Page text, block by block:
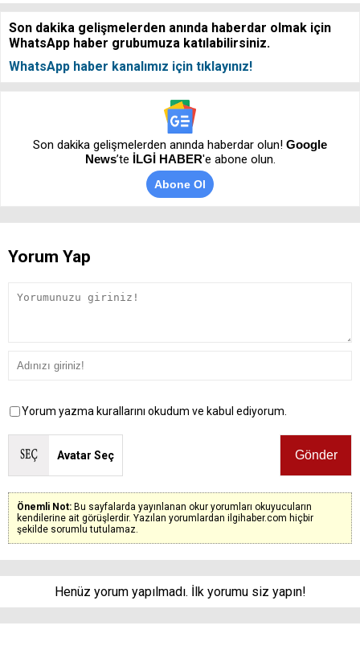
Son dakika gelişmelerden anında haberdar olmak için
WhatsApp haber grubumuza katılabilirsiniz.
WhatsApp haber kanalımız için tıklayınız!
Son dakika gelişmelerden anında haberdar olun! Google
News’te İLGİ HABER'e abone olun.
Abone Ol
Yorum Yap
Yorum yazma kurallarını okudum ve kabul ediyorum.
Avatar Seç
Önemli Not: Bu sayfalarda yayınlanan okur yorumları okuyucuların
kendilerine ait görüşlerdir. Yazılan yorumlardan ilgihaber.com hiçbir
şekilde sorumlu tutulamaz.
Henüz yorum yapılmadı. İlk yorumu siz yapın!